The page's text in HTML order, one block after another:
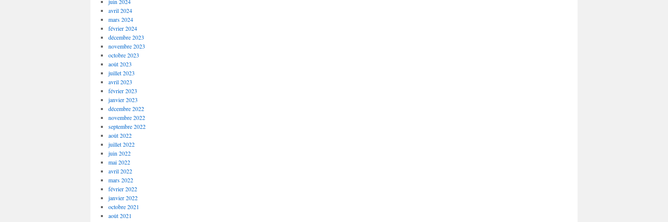
avril 2024
mars 2024
février 2024
décembre 2023
novembre 2023
octobre 2023
août 2023
juillet 2023
avril 2023
février 2023
janvier 2023
décembre 2022
novembre 2022
septembre 2022
août 2022
juillet 2022
juin 2022
mai 2022
avril 2022
mars 2022
février 2022
janvier 2022
octobre 2021
août 2021